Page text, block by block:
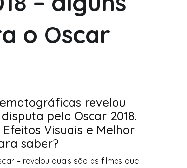
de Papéis e a Construção de Mundos
Week acontece até 20 de abril na região
o Oscar
revelou
pelo Oscar 2018.
Visuais e Melhor
saber?
– revelou quais são os filmes que